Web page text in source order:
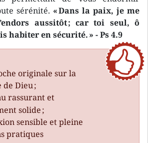
sérénité. « Dans la paix, je me
aussitôt ; car toi seul, ô
habiter en sécurité. » - Ps 4.9
originale sur la
de Dieu ;
rassurant et
solide ;
sensible et pleine
pratiques